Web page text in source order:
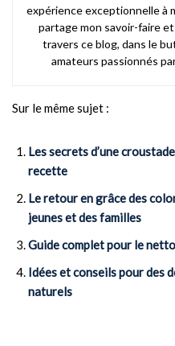
expérience exceptionnelle à
partage mon savoir-faire
travers ce blog, dans le
amateurs passionnés
Sur le même sujet :
Les secrets d’une
recette
Le retour en grâce des
jeunes et des familles
Guide complet pour le
Idées et conseils pour des
naturels